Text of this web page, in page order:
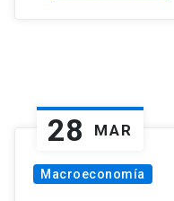
28 MAR
Macroeconomía